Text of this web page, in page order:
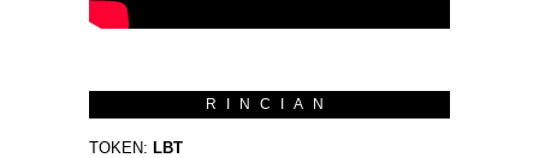
RINCIAN
TOKEN: LBT